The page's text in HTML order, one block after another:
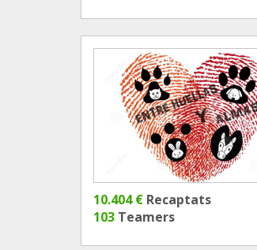
10.404 € Recaptats
103 Teamers